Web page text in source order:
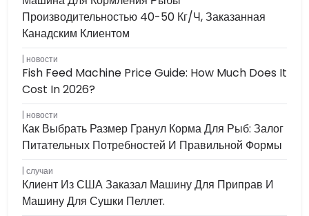
Производительностью 40-50 Кг/ч, Заказанная
Канадским Клиентом
новости
Fish Feed Machine Price Guide: How Much Does It
Cost In 2026?
новости
Как Выбрать Размер Гранул Корма Для Рыб: Залог
Питательных Потребностей И Правильной Формы
случаи
Клиент Из США Заказал Машину Для Приправ И
Машину Для Сушки Пеллет.